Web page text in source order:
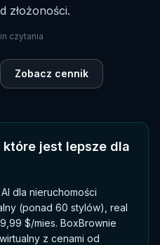
złożoności.
czytania
Zobacz cennik
które jest lepsze dla
dla nieruchomości
(ponad 60 stylów), real
$/mies. BoxBrownie
z cenami od